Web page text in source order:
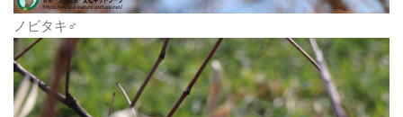
ノビタキ♂